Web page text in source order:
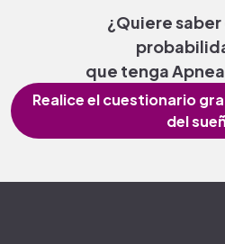
¿Quiere saber
que tenga
Realice el cuestionario
del